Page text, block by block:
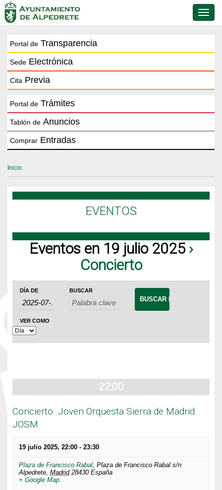
de
Portal de Transparencia
Sede Electrónica
Cita Previa
Portal de Trámites
Tablón de Anuncios
Comprar Entradas
Inicio
EVENTOS
Eventos en 19 julio 2025›
Concierto
Navegación
de
búsqueda
y
Búsqueda
de
Eventos
DÍA DE BUSCAR
Navegación
de
vistas
de
Evento
VER COMO
22:00
Concierto. Joven Orquesta Sierra de Madrid
JOSM
19 julio 2025, 22:00 - 23:30
Plaza de Francisco Rabal, Plaza de Francisco Rabal s/n
Alpedrete, Madrid 28430 España
+ Google Map